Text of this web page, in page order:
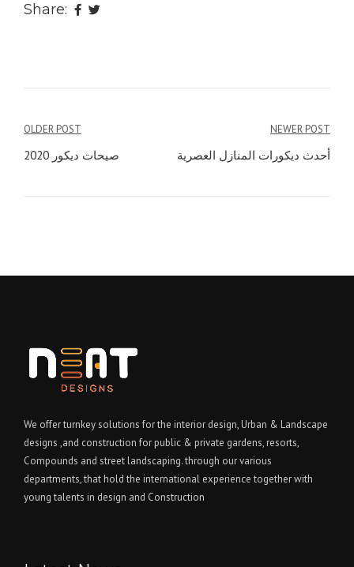
Share:
Post
navigation
OLDER POST
صيحات ديكور 2020
NEWER POST
أحدث ديكورات المنازل العصرية
We offer turnkey solutions for the interior design, Urban & Landscape
designs ,and construction for public & private gardens, resorts,
Compounds and street landscaping. through our various
departments, that hold the international experience together with
young talents in design and Construction